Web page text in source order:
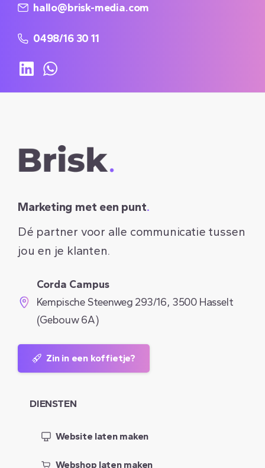
hallo@brisk-media.com
0498/16 30 11
Marketing met een punt.
Dé partner voor alle communicatie tussen
jou en je klanten.
Corda Campus
Kempische Steenweg 293/16, 3500 Hasselt
(Gebouw 6A)
Zin in een koffietje?
DIENSTEN
Website laten maken
Webshop laten maken